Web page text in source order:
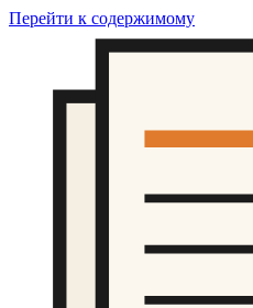
Перейти к содержимому